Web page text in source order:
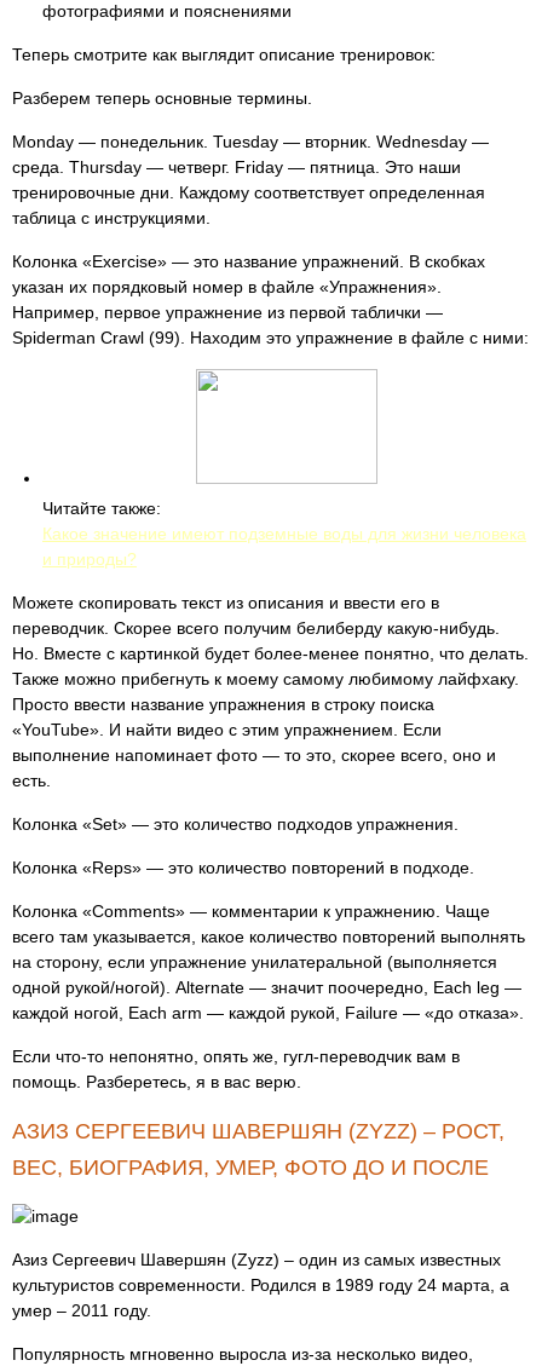
фотографиями и пояснениями
Теперь смотрите как выглядит описание тренировок:
Разберем теперь основные термины.
Monday — понедельник. Tuesday — вторник. Wednesday —
среда. Thursday — четверг. Friday — пятница. Это наши
тренировочные дни. Каждому соответствует определенная
таблица с инструкциями.
Колонка «Exercise» — это название упражнений. В скобках
указан их порядковый номер в файле «Упражнения».
Например, первое упражнение из первой таблички —
Spiderman Crawl (99). Находим это упражнение в файле с ними:
Читайте также:
Какое значение имеют подземные воды для жизни человека
и природы?
Можете скопировать текст из описания и ввести его в
переводчик. Скорее всего получим белиберду какую-нибудь.
Но. Вместе с картинкой будет более-менее понятно, что делать.
Также можно прибегнуть к моему самому любимому лайфхаку.
Просто ввести название упражнения в строку поиска
«YouTube». И найти видео с этим упражнением. Если
выполнение напоминает фото — то это, скорее всего, оно и
есть.
Колонка «Set» — это количество подходов упражнения.
Колонка «Reps» — это количество повторений в подходе.
Колонка «Comments» — комментарии к упражнению. Чаще
всего там указывается, какое количество повторений выполнять
на сторону, если упражнение унилатеральной (выполняется
одной рукой/ногой). Alternate — значит поочередно, Each leg —
каждой ногой, Each arm — каждой рукой, Failure — «до отказа».
Если что-то непонятно, опять же, гугл-переводчик вам в
помощь. Разберетесь, я в вас верю.
АЗИЗ СЕРГЕЕВИЧ ШАВЕРШЯН (ZYZZ) – РОСТ,
ВЕС, БИОГРАФИЯ, УМЕР, ФОТО ДО И ПОСЛЕ
Азиз Сергеевич Шавершян (Zyzz) – один из самых известных
культуристов современности. Родился в 1989 году 24 марта, а
умер – 2011 году.
Популярность мгновенно выросла из-за несколько видео,